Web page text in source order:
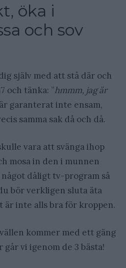
öka i
och sov
själv med att stå där och
och tänka: ”hmmm, jag är
garanterat inte ensam,
samma sak då och då.
vara att svänga ihop
mosa in den i munnen
dåligt tv-program så
bör verkligen sluta äta
är inte alls bra för kroppen.
kommer med ett gäng
vi igenom de 3 bästa!